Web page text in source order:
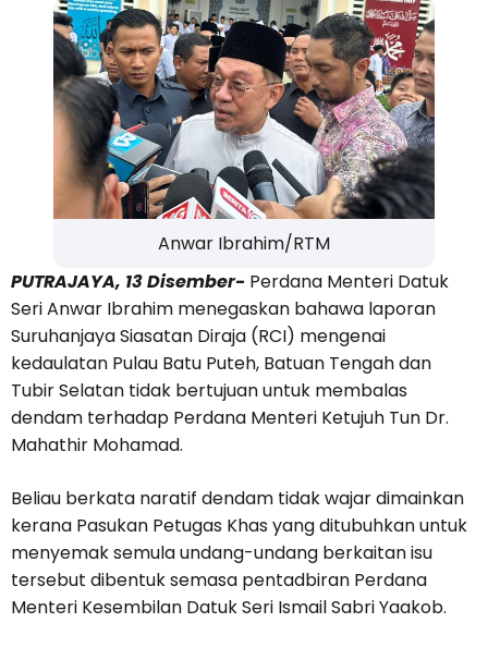
Anwar Ibrahim/RTM
PUTRAJAYA, 13 Disember- Perdana Menteri Datuk
Seri Anwar Ibrahim menegaskan bahawa laporan
Suruhanjaya Siasatan Diraja (RCI) mengenai
kedaulatan Pulau Batu Puteh, Batuan Tengah dan
Tubir Selatan tidak bertujuan untuk membalas
dendam terhadap Perdana Menteri Ketujuh Tun Dr.
Mahathir Mohamad.
Beliau berkata naratif dendam tidak wajar dimainkan
kerana Pasukan Petugas Khas yang ditubuhkan untuk
menyemak semula undang-undang berkaitan isu
tersebut dibentuk semasa pentadbiran Perdana
Menteri Kesembilan Datuk Seri Ismail Sabri Yaakob.